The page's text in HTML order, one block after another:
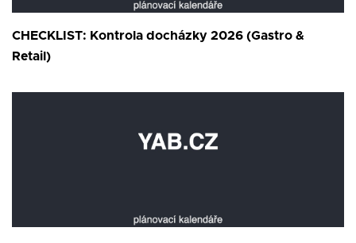
CHECKLIST: Kontrola docházky 2026 (Gastro &
Retail)